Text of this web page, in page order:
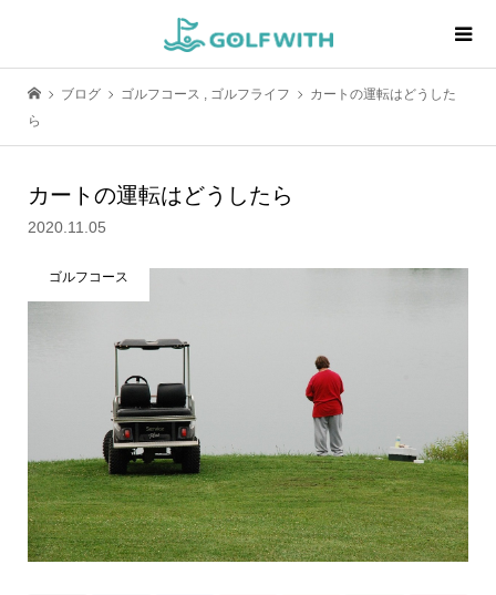
ブログ ゴルフコース , ゴルフライフ
カートの運転はどうした
ら
カートの運転はどうしたら
2020.11.05
ゴルフコース